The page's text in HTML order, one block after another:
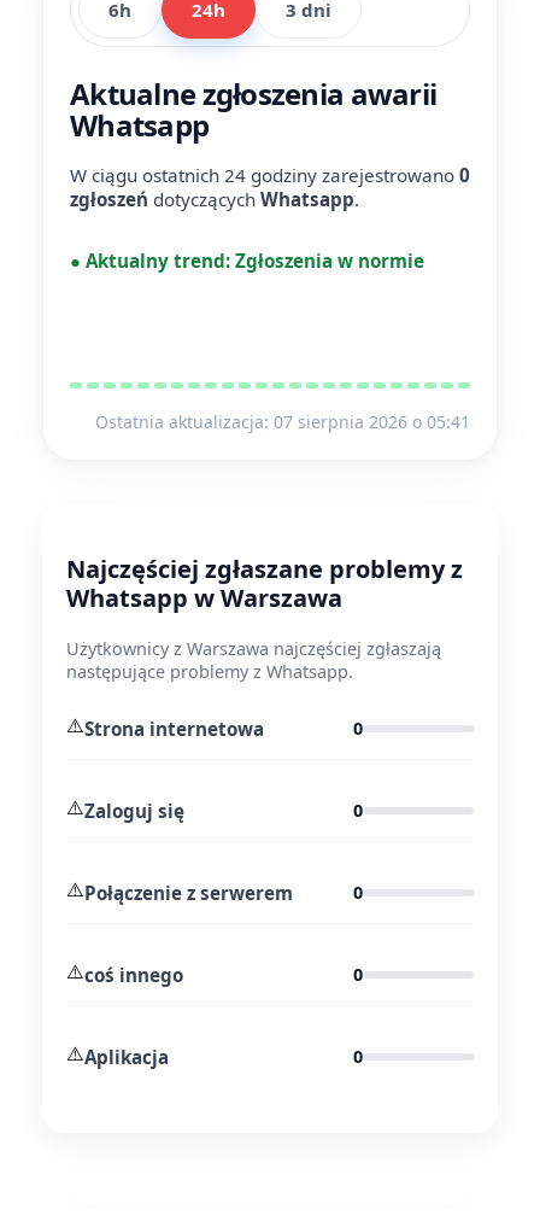
6h 24h 3 dni
Aktualne zgłoszenia awarii
Whatsapp
W ciągu ostatnich 24 godziny zarejestrowano 0
zgłoszeń dotyczących Whatsapp.
● Aktualny trend: Zgłoszenia w normie
Ostatnia aktualizacja: 07 sierpnia 2026 o 05:41
Najczęściej zgłaszane problemy z
Whatsapp w Warszawa
Użytkownicy z Warszawa najczęściej zgłaszają
następujące problemy z Whatsapp.
⚠️Strona internetowa 0
⚠️Zaloguj się 0
⚠️Połączenie z serwerem 0
⚠️coś innego 0
⚠️Aplikacja 0